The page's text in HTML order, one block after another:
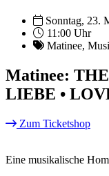
Sonntag, 23.
11:00 Uhr
Matinee,
Matinee:
LIEBE •
Zum Ticketshop
Eine musikalische